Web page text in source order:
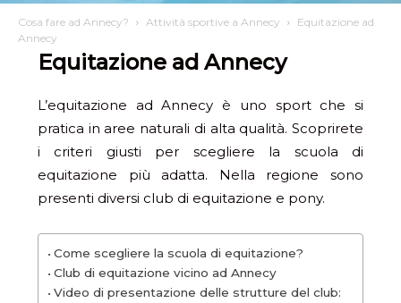
Cosa fare ad Annecy? Attività sportive a Annecy
Equitazione ad
Annecy
Equitazione ad Annecy
L’equitazione ad Annecy è uno sport che si
pratica in aree naturali di alta qualità. Scoprirete
i criteri giusti per scegliere la scuola di
equitazione più adatta. Nella regione sono
presenti diversi club di equitazione e pony.
Come scegliere la scuola di equitazione?
Club di equitazione vicino ad Annecy
Video di presentazione delle strutture del club: